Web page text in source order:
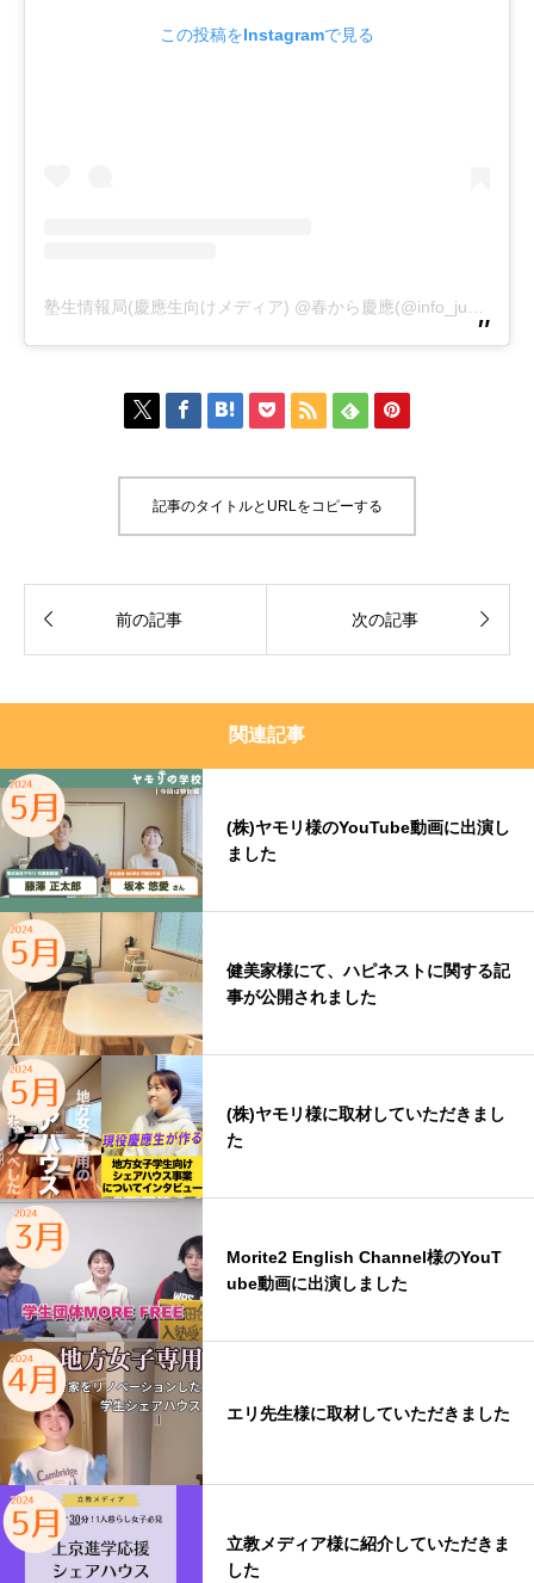
この投稿をInstagramで見る
      
記事のタイトルとURLをコピーする
 前の記事 次の記事 
関連記事
(株)ヤモリ様のYouTube動画に出演し
ました
健美家様にて、ハピネストに関する記
事が公開されました
(株)ヤモリ様に取材していただきまし
た
Morite2 English Channel様のYouT
ube動画に出演しました
エリ先生様に取材していただきました
立教メディア様に紹介していただきま
した